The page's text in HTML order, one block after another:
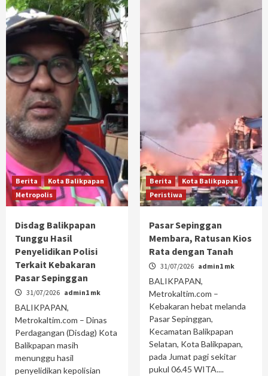
Berita
Kota Balikpapan
Metropolis
Disdag Balikpapan
Tunggu Hasil
Penyelidikan Polisi
Terkait Kebakaran
Pasar Sepinggan
31/07/2026 admin1 mk
BALIKPAPAN,
Metrokaltim.com – Dinas
Perdagangan (Disdag) Kota
Balikpapan masih
menunggu hasil
penyelidikan kepolisian
Berita
Kota Balikpapan
Peristiwa
Pasar Sepinggan
Membara, Ratusan Kios
Rata dengan Tanah
31/07/2026 admin1 mk
BALIKPAPAN,
Metrokaltim.com –
Kebakaran hebat melanda
Pasar Sepinggan,
Kecamatan Balikpapan
Selatan, Kota Balikpapan,
pada Jumat pagi sekitar
pukul 06.45 WITA....